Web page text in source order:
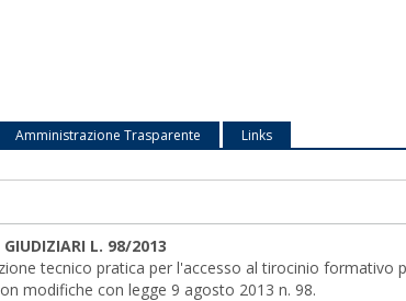
Amministrazione Trasparente
Links
GIUDIZIARI L. 98/2013
tecnico pratica per l'accesso al tirocinio formativo
modifiche con legge 9 agosto 2013 n. 98.